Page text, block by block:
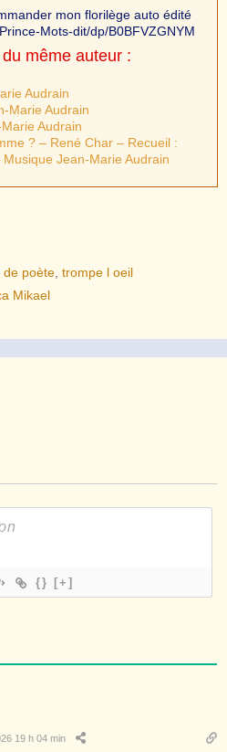
mon florilège auto édité
Mots-dit/dp/B0BFVZGNYM
même auteur :
Audrain
Marie Audrain
Audrain
? – René Char – Recueil :
Musique Jean-Marie Audrain
de poète ,trompe l oeil
Mikael
{} [+]
19 h 04 min